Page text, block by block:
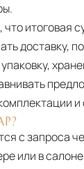
итоговая
доставку,
и
с запроса
или в